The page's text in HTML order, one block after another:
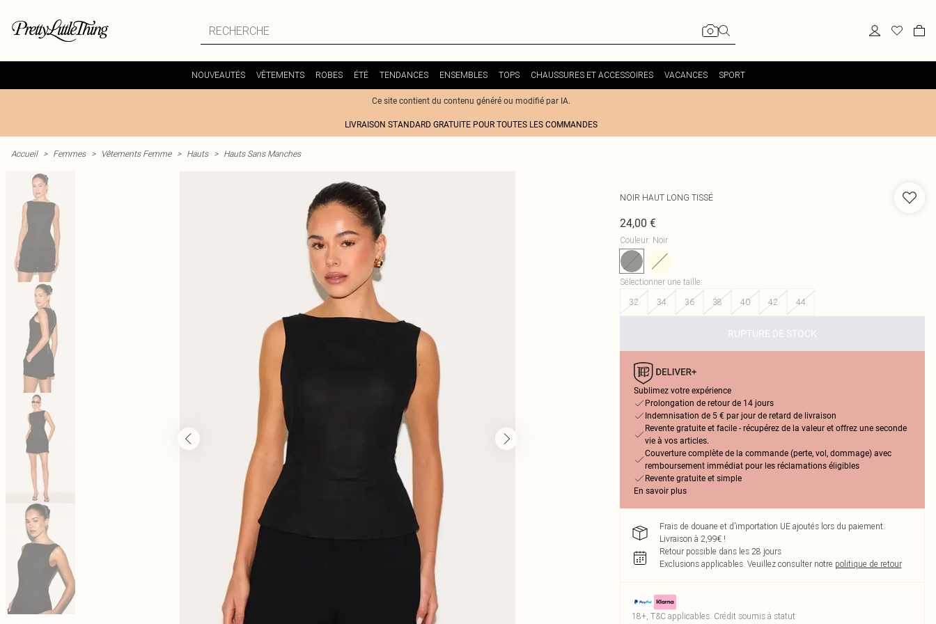
NOUVEAUTÉS VÊTEMENTS ROBES ÉTÉ TENDANCES ENSEMBLES TOPS CHAUSSURES ET ACCESSOIRES VACANCES SPORT
Ce site contient du contenu généré ou modifié par IA.
LIVRAISON STANDARD GRATUITE POUR TOUTES LES COMMANDES
Accueil > Femmes > Vêtements Femme > Hauts > Hauts Sans Manches
NOIR HAUT LONG TISSÉ
24,00 €
Couleur: Noir
Sélectionner une taille:
32
34 36 38 40 42 44
RUPTURE DE STOCK
Sublimez votre expérience
Prolongation de retour de 14 jours
Indemnisation de 5 € par jour de retard de livraison
Revente gratuite et facile - récupérez de la valeur et offrez une seconde
vie à vos articles.
Couverture complète de la commande (perte, vol, dommage) avec
remboursement immédiat pour les réclamations éligibles
Revente gratuite et simple
En savoir plus
Frais de douane et d’importation UE ajoutés lors du paiement.
Livraison à 2,99€ !
Retour possible dans les 28 jours
Exclusions applicables. Veuillez consulter notre politique de retour
18+, T&C applicables. Crédit soumis à statut